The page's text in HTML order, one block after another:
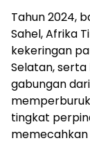
Tahun 2024,
Sahel, Afrika
kekeringan
Selatan,
gabungan
tingkat
memecahkan